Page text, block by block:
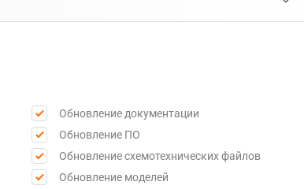
Обновление документации
Обновление ПО
Обновление схемотехнических файлов
Обновление моделей